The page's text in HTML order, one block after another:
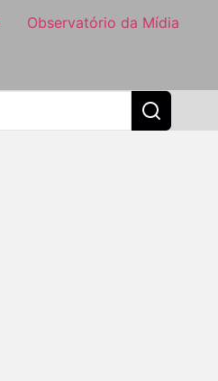
Observatório da Mídia